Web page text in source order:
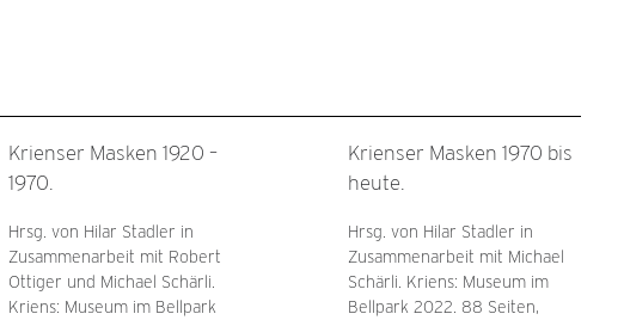
Krienser Masken 1920 –
1970.
Hrsg. von Hilar Stadler in
Zusammenarbeit mit Robert
Ottiger und Michael Schärli.
Kriens: Museum im Bellpark
Krienser Masken 1970 bis
heute.
Hrsg. von Hilar Stadler in
Zusammenarbeit mit Michael
Schärli. Kriens: Museum im
Bellpark 2022. 88 Seiten,